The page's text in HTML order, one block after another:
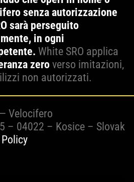
senza autorizzazione
sarà perseguito
in ogni
White SRO applica
zero verso imitazioni,
non autorizzati.
Velocifero
– 04022 – Kosice – Slovak